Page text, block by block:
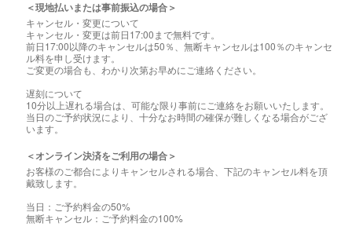
＜現地払いまたは事前振込の場合＞
キャンセル・変更について
キャンセル・変更は前日17:00まで無料です。
前日17:00以降のキャンセルは50％、無断キャンセルは100％のキャンセ
ル料を申し受けます。
ご変更の場合も、わかり次第お早めにご連絡ください。
遅刻について
10分以上遅れる場合は、可能な限り事前にご連絡をお願いいたします。
当日のご予約状況により、十分なお時間の確保が難しくなる場合がござ
います。
＜オンライン決済をご利用の場合＞
お客様のご都合によりキャンセルされる場合、下記のキャンセル料を頂
戴致します。
当日：ご予約料金の50%
無断キャンセル：ご予約料金の100%